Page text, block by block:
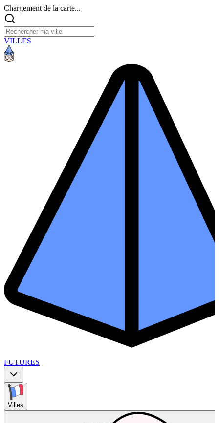
Chargement de la carte...
VILLES
FUTURES
Villes